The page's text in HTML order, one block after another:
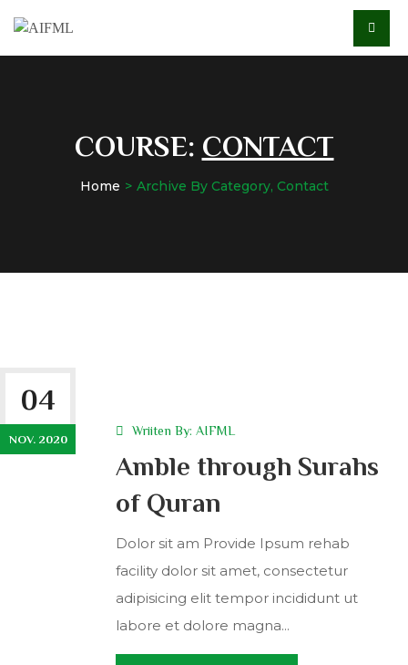
COURSE: CONTACT
Home Archive By Category, Contact
04
NOV. 2020
Wriiten By: AIFML
Amble through Surahs
of Quran
Dolor sit am Provide Ipsum rehab
facility dolor sit amet, consectetur
adipisicing elit tempor incididunt ut
labore et dolore magna...